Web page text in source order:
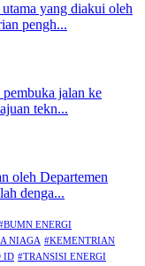
yang diakui oleh
pengh...
jalan ke
tekn...
oleh Departemen
denga...
ENERGI
NIAGA #KEMENTRIAN
ID #TRANSISI ENERGI